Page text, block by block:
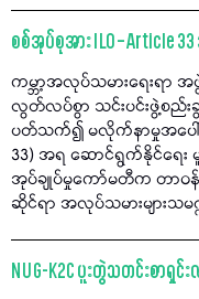
စစ်အုပ်စုအား ILO – Article
ကမ္ဘာ့အလုပ်သမားရေးရာ
လွတ်လပ်စွာ သင်းပင်းဖွဲ့စည်းခွင့်
ပတ်သက်၍ မလိုက်နာမှုအပေါ်
33) အရ ဆောင်ရွက်နိုင်ရေး မူ
အုပ်ချုပ်မှုကော်မတီက တာဝန်ပ
ဆိုင်ရာ အလုပ်သမားများသ
NUG-K2C ပူးတွဲသတင်းစာရှင်